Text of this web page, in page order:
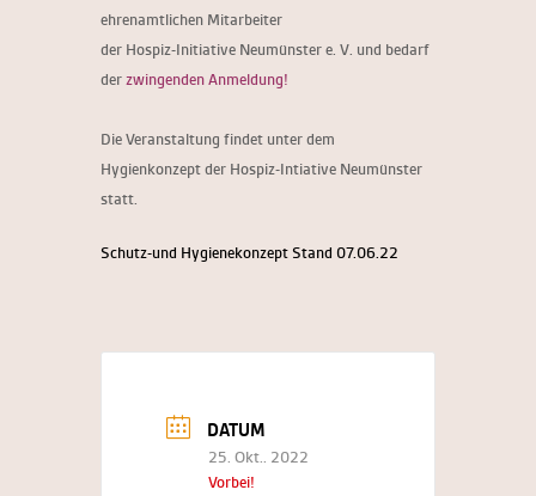
ehrenamtlichen Mitarbeiter
der Hospiz-Initiative Neumünster e. V. und bedarf
der zwingenden Anmeldung!
Die Veranstaltung findet unter dem
Hygienkonzept der Hospiz-Intiative Neumünster
statt.
Schutz-und Hygienekonzept Stand 07.06.22
DATUM
25. Okt.. 2022
Vorbei!